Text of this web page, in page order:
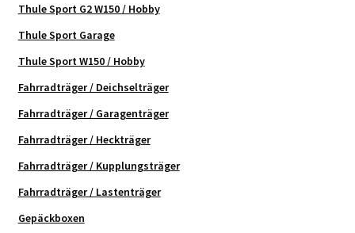
Thule Sport G2 W150 / Hobby
Thule Sport Garage
Thule Sport W150 / Hobby
Fahrradträger / Deichselträger
Fahrradträger / Garagenträger
Fahrradträger / Heckträger
Fahrradträger / Kupplungsträger
Fahrradträger / Lastenträger
Gepäckboxen